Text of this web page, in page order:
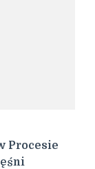
Procesie